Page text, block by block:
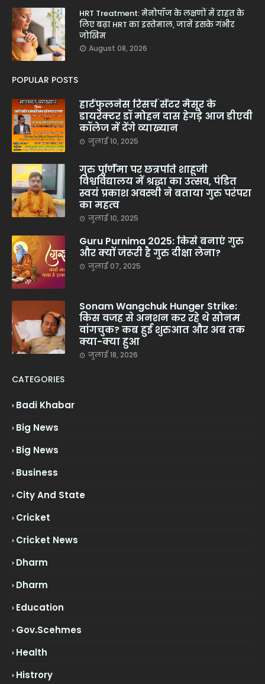
HRT Treatment: मेनोपॉज के लक्षणों में राहत के
लिए बढ़ा HRT का इस्तेमाल, जानें इसके गंभीर
जोखिम
August 08, 2026
POPULAR POSTS
हार्टफुलनेस रिसर्च सेंटर मैसूर के
डायरेक्टर डॉ मोहन दास हेगड़े आज डीएवी
कॉलेज में देंगे व्याख्यान
जुलाई 10, 2025
गुरु पूर्णिमा पर छत्रपति शाहूजी
विश्वविद्यालय में श्रद्धा का उत्सव, पंडित
स्वयं प्रकाश अवस्थी ने बताया गुरु परंपरा
का महत्व
जुलाई 10, 2025
Guru Purnima 2025: किसे बनाएं गुरु
और क्यों जरूरी है गुरु दीक्षा लेना?
जुलाई 07, 2025
Sonam Wangchuk Hunger Strike:
किस वजह से अनशन कर रहे थे सोनम
वांगचुक? कब हुई शुरुआत और अब तक
क्या-क्या हुआ
जुलाई 18, 2026
CATEGORIES
Badi Khabar
Big News
Big News
Business
City And State
Cricket
Cricket News
Dharm
Dharm
Education
Gov.scehmes
Health
Histrory